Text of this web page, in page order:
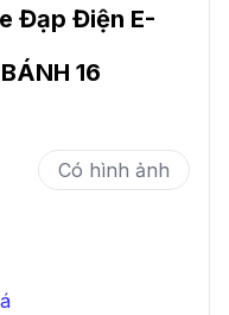
Đạp Điện E-
16
Có hình ảnh